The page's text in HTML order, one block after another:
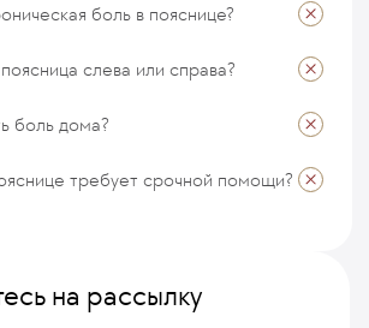
Алексей
2025
2025
боль в пояснице?
Алексей
слева или справа?
боль дома?
Алексей
требует срочной помощи?
на рассылку